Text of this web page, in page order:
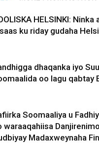
HELSINKI: Ninka
ku riday gudaha
dhaqanka iyo
oo lagu qabtay
Soomaaliya u
waraaqahiisa
Madaxweynaha